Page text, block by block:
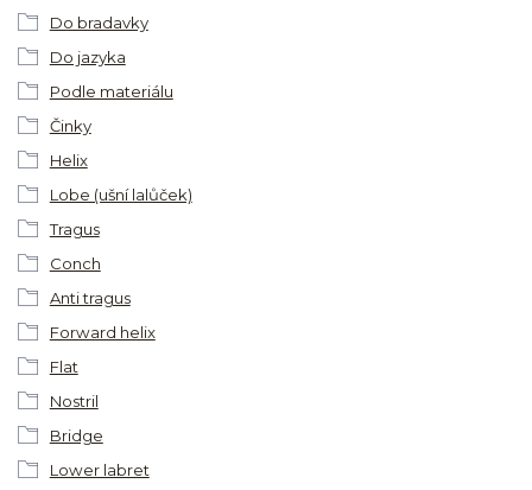
Do bradavky
Do jazyka
Podle materiálu
Činky
Helix
Lobe (ušní lalůček)
Tragus
Conch
Anti tragus
Forward helix
Flat
Nostril
Bridge
Lower labret